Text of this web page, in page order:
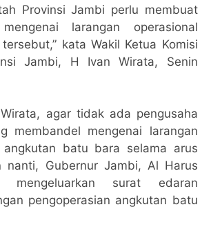
Provinsi Jambi perlu membuat
larangan operasional
kata Wakil Ketua Komisi
Jambi, H Ivan Wirata, Senin
agar tidak ada pengusaha
membandel mengenai larangan
angkutan batu bara selama arus
nanti, Gubernur Jambi, Al Harus
mengeluarkan surat edaran
pengoperasian angkutan batu